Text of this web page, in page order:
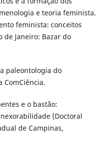
e teoria feminista.
feminista: conceitos
de Janeiro: Bazar do
paleontologia do
ComCiência.
e o bastão:
(Doctoral
de Campinas,